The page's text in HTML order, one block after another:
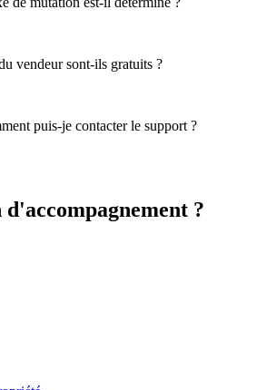
vendeur sont-ils gratuits ?
puis-je contacter le support ?
d'accompagnement ?